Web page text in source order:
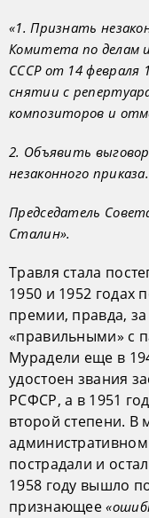
«1. Признать
Комитета по делам
СССР от 14 февраля
снятии с
композиторов и
2. Объявить
незаконного приказа.
Председатель
Сталин».
Травля стала
1950 и 1952 годах
премии, правда,
«правильными» с
Мурадели еще в
удостоен звания
РСФСР, а в 1951
второй степени. В
пострадали и
1958 году вышло
признающее